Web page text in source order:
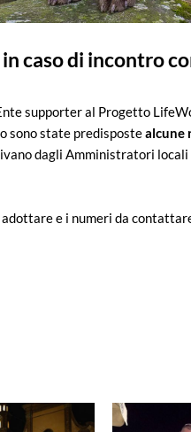
caso di incontro
supporter al Progetto
sono state predispostealcune
dagli Amministratori
e i numeri da